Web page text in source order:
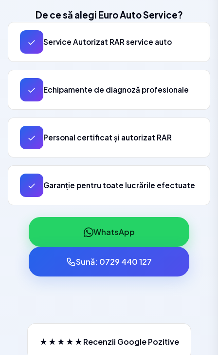
De ce să alegi Euro Auto Service?
✓ Service Autorizat RAR service auto
✓ Echipamente de diagnoză profesionale
✓ Personal certificat și autorizat RAR
✓ Garanție pentru toate lucrările efectuate
WhatsApp
Sună: 0729 440 127
★★★★★Recenzii Google Pozitive